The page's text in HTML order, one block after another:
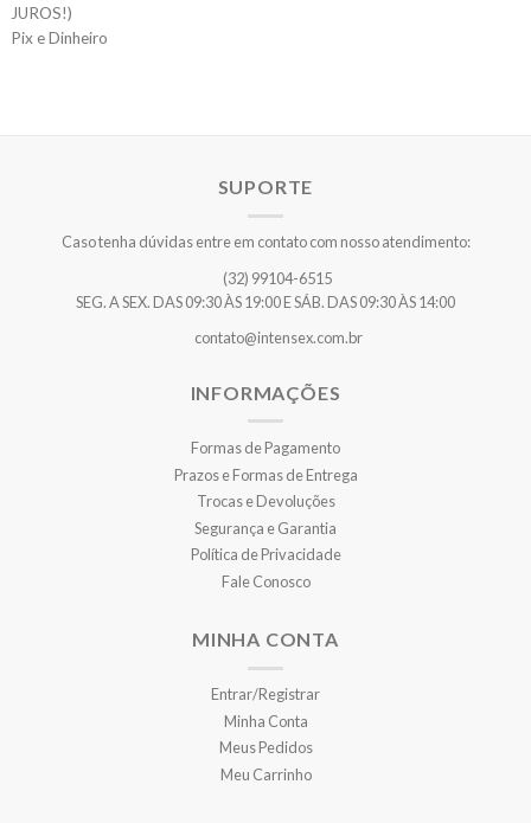
JUROS!)
Pix e Dinheiro
SUPORTE
Caso tenha dúvidas entre em contato com nosso atendimento:
(32) 99104-6515
SEG. A SEX. DAS 09:30 ÀS 19:00 E SÁB. DAS 09:30 ÀS 14:00
contato@intensex.com.br
INFORMAÇÕES
Formas de Pagamento
Prazos e Formas de Entrega
Trocas e Devoluções
Segurança e Garantia
Política de Privacidade
Fale Conosco
MINHA CONTA
Entrar/Registrar
Minha Conta
Meus Pedidos
Meu Carrinho